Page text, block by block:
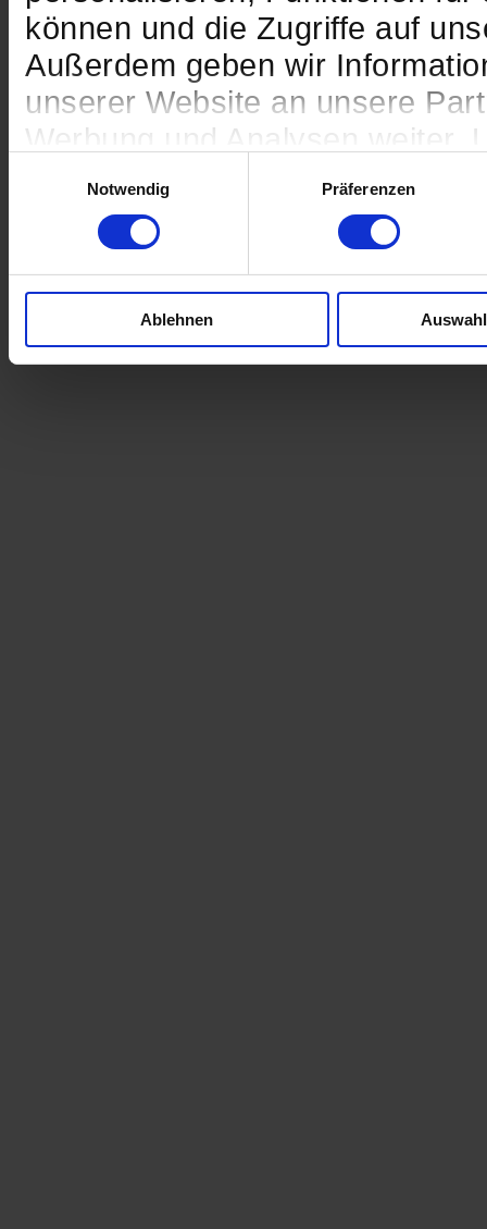
können und die Zugriffe auf
Außerdem geben wir
unserer Website an unsere
Werbung und Analysen weiter.
Informationen möglicherweise
die Sie ihnen bereitgestellt
Nutzung der Dienste
Notwendig
Präferenzen
Ablehnen